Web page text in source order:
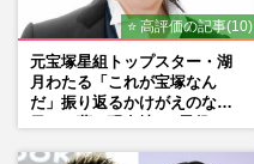
⭐ 高評価の記事(10)
元宝塚星組トップスター・湖
月わたる「これが宝塚なん
だ」振り返るかけがえのない